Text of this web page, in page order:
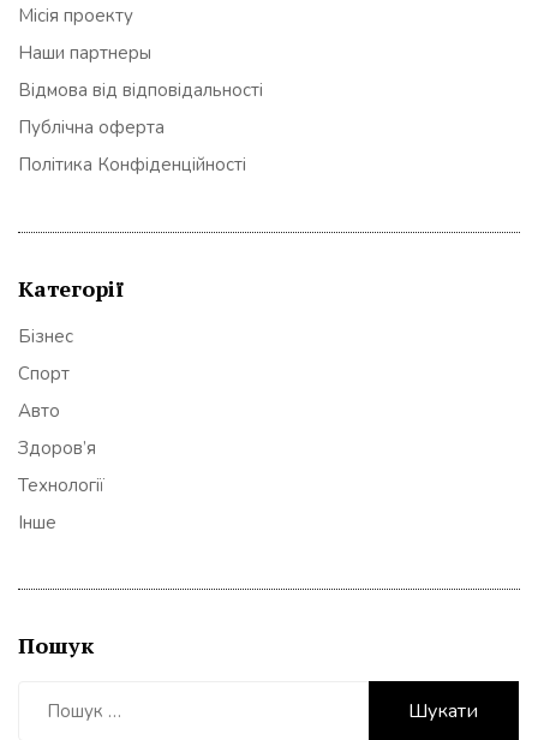
Місія проекту
Наши партнеры
Відмова від відповідальності
Публічна оферта
Політика Конфіденційності
Категорії
Бізнес
Спорт
Авто
Здоров’я
Технології
Інше
Пошук